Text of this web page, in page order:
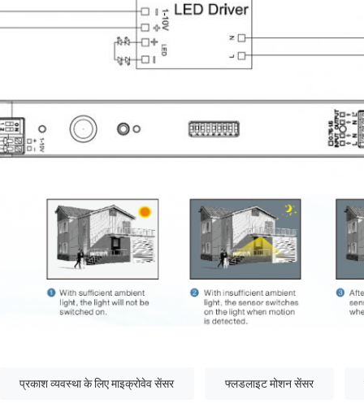
प्रकाश व्यवस्था के लिए माइक्रोवेव सेंसर फ्लडलाइट मोशन सेंसर